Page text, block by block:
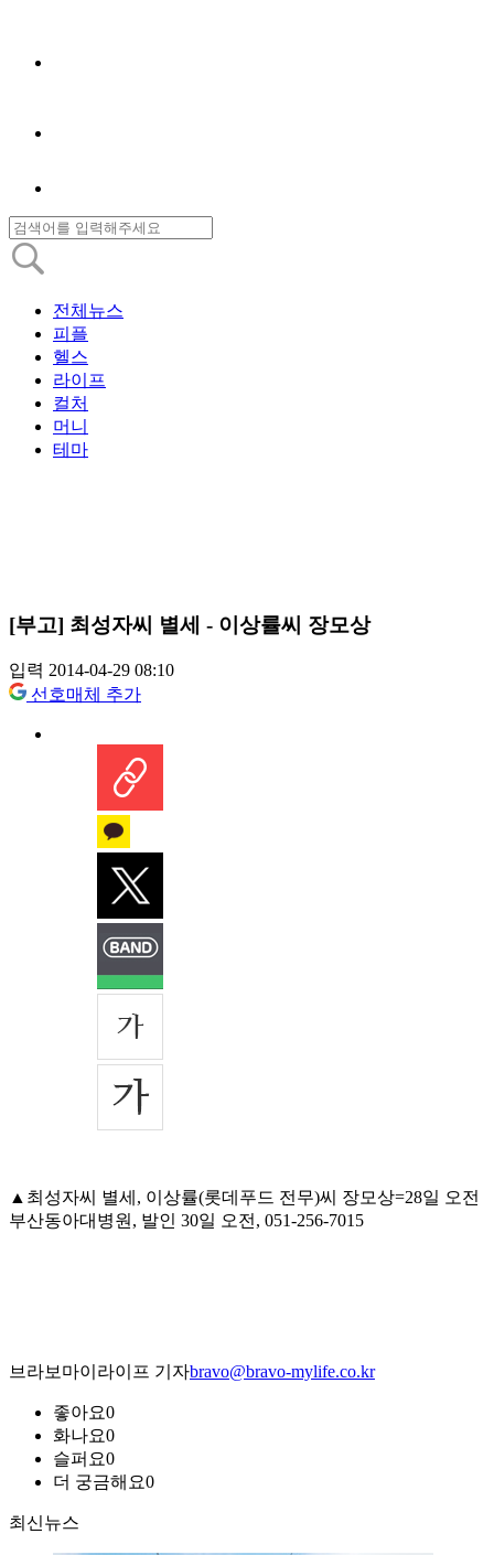
전체뉴스
피플
헬스
라이프
컬처
머니
테마
[부고] 최성자씨 별세 - 이상률씨 장모상
입력 2014-04-29 08:10
선호매체 추가
▲최성자씨 별세, 이상률(롯데푸드 전무)씨 장모상=28일 오전
부산동아대병원, 발인 30일 오전, 051-256-7015
브라보마이라이프 기자bravo@bravo-mylife.co.kr
좋아요0
화나요0
슬퍼요0
더 궁금해요0
최신뉴스